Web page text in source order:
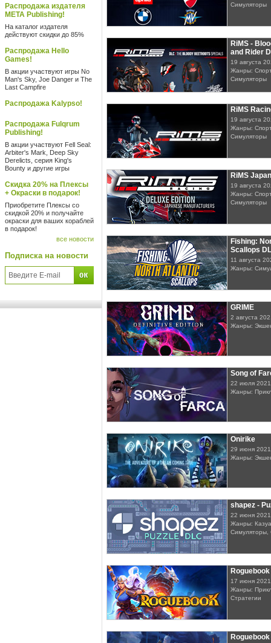
Распродажа издателя
META Publishing!
На каталог издателя
действуют скидки до 85%
Распродажа Hello
Games!
В акции участвуют игры No
Man's Sky, Joe Danger и The
Last Campfire
Распродажа Kalypso!
Распродажа Fulqrum
Publishing!
В акции участвуют Fell Seal:
Arbiter's Mark, Deep Sky
Derelicts, серия King's
Bounty и другие игры
Скидка 20% на Плексы
+ Окраски в подарок!
Приобретите Плексы со
скидкой 20% и получайте
окраски для ваших кораблей
в подарок!
все новости
Подписка на новости
Симуляторы
RiMS -
and Rider
19 августа
Жанры:
Симуляторы
RiMS
19 августа
Жанры:
Симуляторы
RiMS
19 августа
Жанры:
Симуляторы
Fishing:
Scallops
11 августа
Жанры:
GRIME
2 августа
Жанры:
Song of
22 июля 2021
Жанры:
Onirike
29 июня 2021
Жанры:
shapez -
22 июня 2021
Жанры:
Симуляторы,
Roguebook
17 июня 2021
Жанры:
Стратегии